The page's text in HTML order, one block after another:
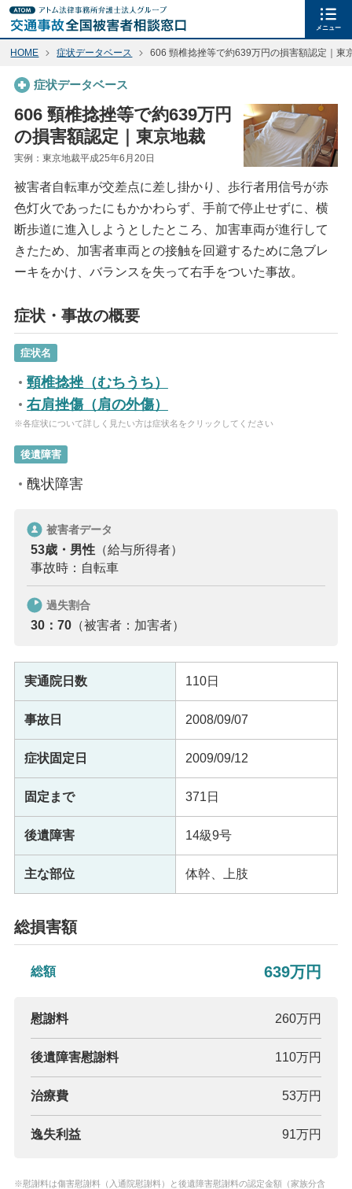
メニュー
HOME 症状データベース 606 頸椎捻挫等で約639万円の損害額認定｜東
症状データベース
606 頸椎捻挫等で約639万円
の損害額認定｜東京地裁
実例：東京地裁平成25年6月20日
被害者自転車が交差点に差し掛かり、歩行者用信号が赤
色灯火であったにもかかわらず、手前で停止せずに、横
断歩道に進入しようとしたところ、加害車両が進行して
きたため、加害者車両との接触を回避するために急ブレ
ーキをかけ、バランスを失って右手をついた事故。
症状・事故の概要
症状名
頸椎捻挫（むちうち）
右肩挫傷（肩の外傷）
※各症状について詳しく見たい方は症状名をクリックしてください
後遺障害
醜状障害
被害者データ
53歳・男性 （給与所得者）
事故時：自転車
過失割合
30：70 （被害者：加害者）
実通院日数 110日
事故日 2008/09/07
症状固定日 2009/09/12
固定まで 371日
後遺障害 14級9号
主な部位 体幹、上肢
総損害額
総額 639万円
慰謝料 260万円
後遺障害慰謝料 110万円
治療費 53万円
逸失利益 91万円
※慰謝料は傷害慰謝料（入通院慰謝料）と後遺障害慰謝料の認定金額（家族分含